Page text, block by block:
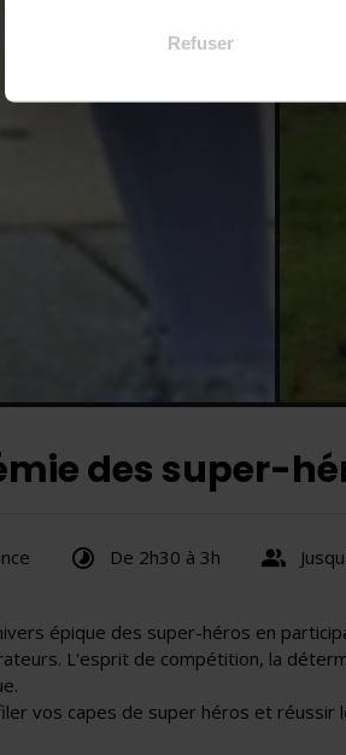
Refuser
des super-
De 2h30 à 3h
épique des super-héros en
L'esprit de compétition, la
vos capes de super héros et